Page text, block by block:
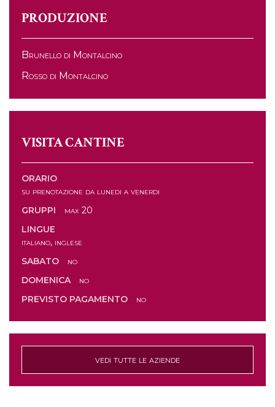
PRODUZIONE
Brunello di Montalcino
Rosso di Montalcino
VISITA CANTINE
ORARIO
su prenotazione da lunedi a venerdi
GRUPPI
max 20
LINGUE
italiano, inglese
SABATO
no
DOMENICA
no
PREVISTO PAGAMENTO
no
vedi tutte le aziende